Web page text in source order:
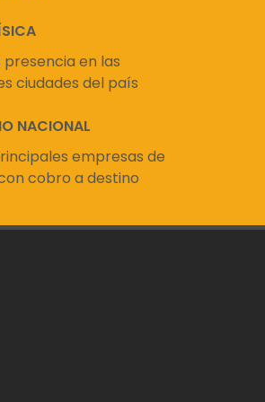
presencia en las
ciudades del país
NACIONAL
empresas de
cobro a destino